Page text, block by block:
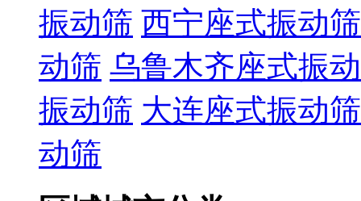
振动筛 西宁座式振动筛
动筛 乌鲁木齐座式振
振动筛 大连座式振动筛
动筛